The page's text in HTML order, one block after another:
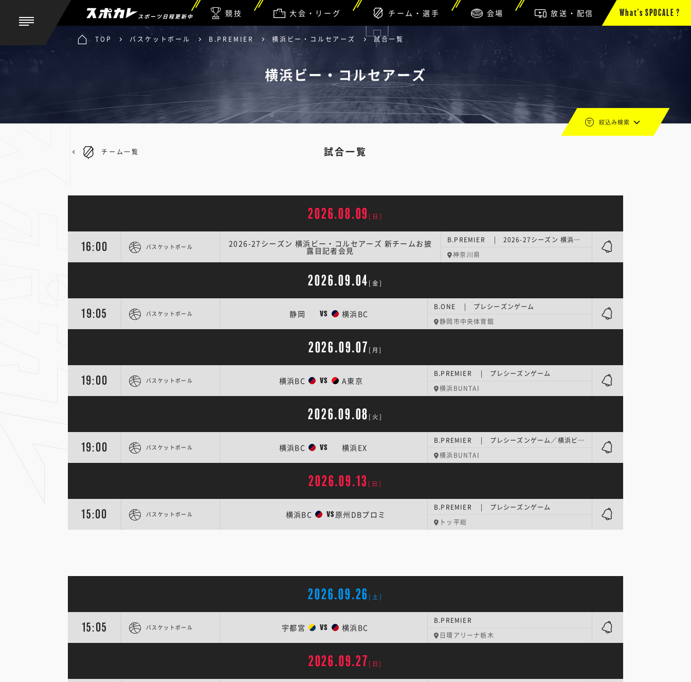
スポーツ日程更新中 競技 大会・リーグ チーム・選手 会場 放送・配信 What’s SPOCALE ?
TOP バスケットボール B.PREMIER 横浜ビー・コルセアーズ 試合一覧
横浜ビー・コルセアーズ
試合一覧
絞込み検索
チーム一覧
2026.08.09 [日]
16:00 バスケットボール 2026-27シーズン 横浜ビー・コルセアーズ 新チームお披
露目記者会見
B.PREMIER | 2026-27シーズン 横浜ビー・コルセアーズ 新チームお披露目記者会見
神奈川県
2026.09.04 [金]
19:05 バスケットボール 静岡 VS 横浜BC
B.ONE | プレシーズンゲーム
静岡市中央体育館
2026.09.07 [月]
19:00 バスケットボール 横浜BC VS A東京
B.PREMIER | プレシーズンゲーム
横浜BUNTAI
2026.09.08 [火]
19:00 バスケットボール 横浜BC VS 横浜EX
B.PREMIER | プレシーズンゲーム／横浜ビー・コルセアーズ 出港式
横浜BUNTAI
2026.09.13 [日]
15:00 バスケットボール 横浜BC VS 原州DBプロミ
B.PREMIER | プレシーズンゲーム
トッ平総
2026.09.26 [土]
15:05 バスケットボール 宇都宮 VS 横浜BC
B.PREMIER
日環アリーナ栃木
2026.09.27 [日]